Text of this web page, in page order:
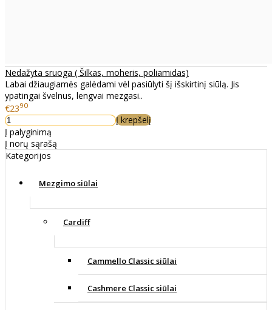
Nedažyta sruoga ( Šilkas, moheris, poliamidas)
Labai džiaugiamės galėdami vėl pasiūlyti šį išskirtinį siūlą. Jis
ypatingai švelnus, lengvai mezgasi..
€2390
Į krepšelį
Į palyginimą
Į norų sąrašą
Kategorijos
Mezgimo siūlai
Cardiff
Cammello Classic siūlai
Cashmere Classic siūlai